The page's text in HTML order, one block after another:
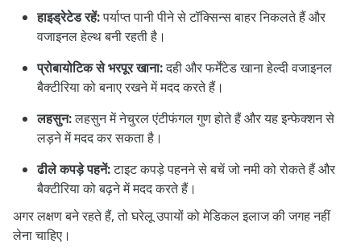
हाइड्रेटेड रहें:पर्याप्त पानी पीने से टॉक्सिन्स बाहर निकलते हैं और
वजाइनल हेल्थ बनी रहती है।
प्रोबायोटिक से भरपूर खाना:दही और फर्मेंटेड खाना हेल्दी वजाइनल
बैक्टीरिया को बनाए रखने में मदद करते हैं।
लहसुन:लहसुन में नेचुरल एंटीफंगल गुण होते हैं और यह इन्फेक्शन से
लड़ने में मदद कर सकता है।
ढीले कपड़े पहनें:टाइट कपड़े पहनने से बचें जो नमी को रोकते हैं और
बैक्टीरिया को बढ़ने में मदद करते हैं।
अगर लक्षण बने रहते हैं, तो घरेलू उपायों को मेडिकल इलाज की जगह नहीं
लेना चाहिए।